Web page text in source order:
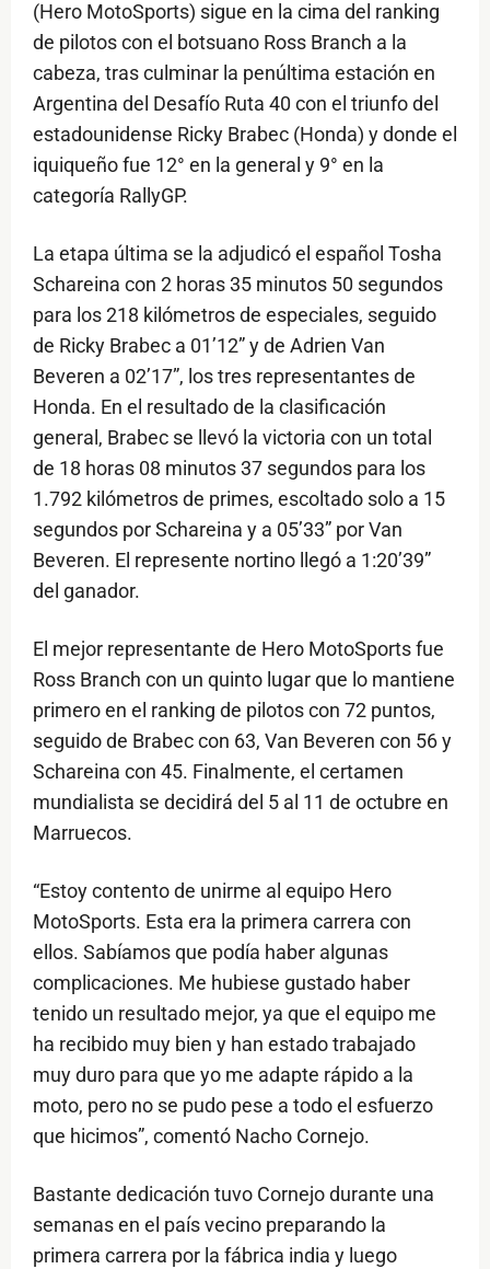
(Hero MotoSports) sigue en la cima del ranking
de pilotos con el botsuano Ross Branch a la
cabeza, tras culminar la penúltima estación en
Argentina del Desafío Ruta 40 con el triunfo del
estadounidense Ricky Brabec (Honda) y donde el
iquiqueño fue 12° en la general y 9° en la
categoría RallyGP.
La etapa última se la adjudicó el español Tosha
Schareina con 2 horas 35 minutos 50 segundos
para los 218 kilómetros de especiales, seguido
de Ricky Brabec a 01’12” y de Adrien Van
Beveren a 02’17”, los tres representantes de
Honda. En el resultado de la clasificación
general, Brabec se llevó la victoria con un total
de 18 horas 08 minutos 37 segundos para los
1.792 kilómetros de primes, escoltado solo a 15
segundos por Schareina y a 05’33” por Van
Beveren. El represente nortino llegó a 1:20’39”
del ganador.
El mejor representante de Hero MotoSports fue
Ross Branch con un quinto lugar que lo mantiene
primero en el ranking de pilotos con 72 puntos,
seguido de Brabec con 63, Van Beveren con 56 y
Schareina con 45. Finalmente, el certamen
mundialista se decidirá del 5 al 11 de octubre en
Marruecos.
“Estoy contento de unirme al equipo Hero
MotoSports. Esta era la primera carrera con
ellos. Sabíamos que podía haber algunas
complicaciones. Me hubiese gustado haber
tenido un resultado mejor, ya que el equipo me
ha recibido muy bien y han estado trabajado
muy duro para que yo me adapte rápido a la
moto, pero no se pudo pese a todo el esfuerzo
que hicimos”, comentó Nacho Cornejo.
Bastante dedicación tuvo Cornejo durante una
semanas en el país vecino preparando la
primera carrera por la fábrica india y luego